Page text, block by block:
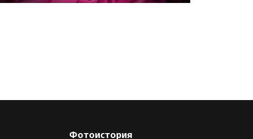
Фотоистория